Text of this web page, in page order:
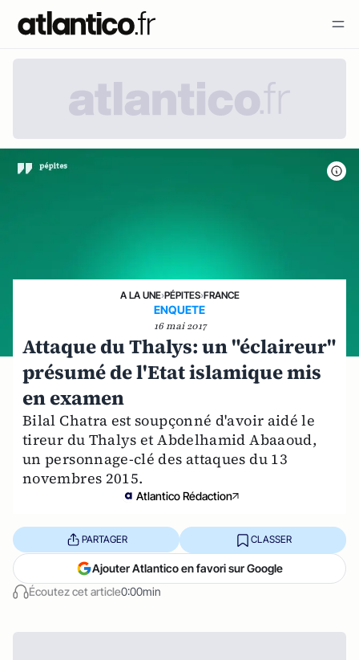
A LA UNE›PÉPITES›FRANCE
ENQUETE
16 mai 2017
Attaque du Thalys: un "éclaireur"
présumé de l'Etat islamique mis
en examen
Bilal Chatra est soupçonné d'avoir aidé le
tireur du Thalys et Abdelhamid Abaaoud,
un personnage-clé des attaques du 13
novembres 2015.
Atlantico Rédaction
Écoutez cet article0:00min
PARTAGER CLASSER
Ajouter Atlantico en favori sur Google